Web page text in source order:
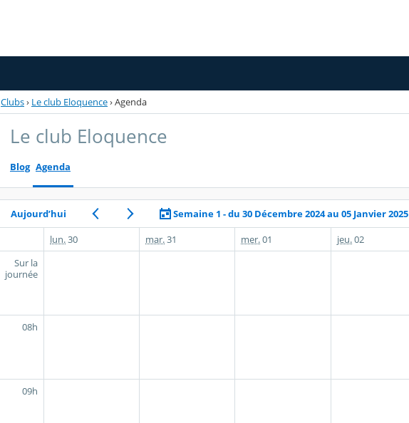
Clubs› Le club Eloquence›Agenda
Le club Eloquence
Blog Agenda
Aujourd’hui Semaine 1 - du 30 Décembre 2024 au 05 Janvier 2025
lun.30 mar.31 mer.01 jeu.02
Sur la
journée
08h
09h